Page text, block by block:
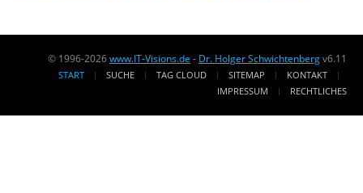
© 1996-2026www.IT-Visions.de - Dr. Holger Schwichtenbergv6.11
START SUCHE TAG CLOUD SITEMAP
KONTAKT
IMPRESSUM
RECHTLICHES